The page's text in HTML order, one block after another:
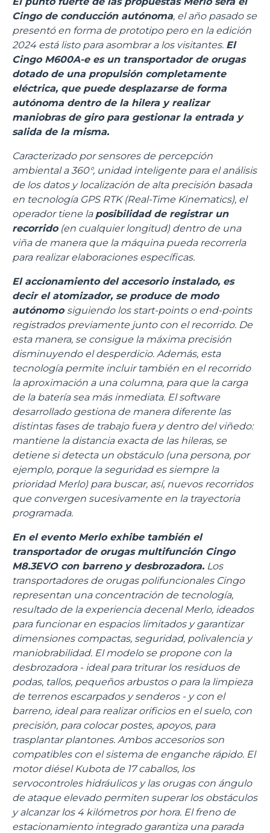
Cingo de conducción autónoma, el año pasado se
presentó en forma de prototipo pero en la edición
2024 está listo para asombrar a los visitantes. El
Cingo M600A-e es un transportador de orugas
dotado de una propulsión completamente
eléctrica, que puede desplazarse de forma
autónoma dentro de la hilera y realizar
maniobras de giro para gestionar la entrada y
salida de la misma.
Caracterizado por sensores de percepción
ambiental a 360°, unidad inteligente para el análisis
de los datos y localización de alta precisión basada
en tecnología GPS RTK (Real-Time Kinematics), el
operador tiene la posibilidad de registrar un
recorrido(en cualquier longitud) dentro de una
viña de manera que la máquina pueda recorrerla
para realizar elaboraciones específicas.
El accionamiento del accesorio instalado, es
decir el atomizador, se produce de modo
autónomo siguiendo los start-points o end-points
registrados previamente junto con el recorrido. De
esta manera, se consigue la máxima precisión
disminuyendo el desperdicio. Además, esta
tecnología permite incluir también en el recorrido
la aproximación a una columna, para que la carga
de la batería sea más inmediata. El software
desarrollado gestiona de manera diferente las
distintas fases de trabajo fuera y dentro del viñedo:
mantiene la distancia exacta de las hileras, se
detiene si detecta un obstáculo (una persona, por
ejemplo, porque la seguridad es siempre la
prioridad Merlo) para buscar, así, nuevos recorridos
que convergen sucesivamente en la trayectoria
programada.
En el evento Merlo exhibe también el
transportador de orugas multifunción Cingo
M8.3EVO con barreno y desbrozadora. Los
transportadores de orugas polifuncionales Cingo
representan una concentración de tecnología,
resultado de la experiencia decenal Merlo, ideados
para funcionar en espacios limitados y garantizar
dimensiones compactas, seguridad, polivalencia y
maniobrabilidad. El modelo se propone con la
desbrozadora - ideal para triturar los residuos de
podas, tallos, pequeños arbustos o para la limpieza
de terrenos escarpados y senderos - y con el
barreno, ideal para realizar orificios en el suelo, con
precisión, para colocar postes, apoyos, para
trasplantar plantones. Ambos accesorios son
compatibles con el sistema de enganche rápido. El
motor diésel Kubota de 17 caballos, los
servocontroles hidráulicos y las orugas con ángulo
de ataque elevado permiten superar los obstáculos
y alcanzar los 4 kilómetros por hora. El freno de
estacionamiento integrado garantiza una parada